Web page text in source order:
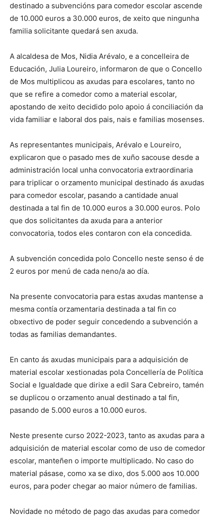
destinado a subvencións para comedor escolar ascende
de 10.000 euros a 30.000 euros, de xeito que ningunha
familia solicitante quedará sen axuda.
A alcaldesa de Mos, Nidia Arévalo, e a concelleira de
Educación, Julia Loureiro, informaron de que o Concello
de Mos multiplicou as axudas para escolares, tanto no
que se refire a comedor como a material escolar,
apostando de xeito decidido polo apoio á conciliación da
vida familiar e laboral dos pais, nais e familias mosenses.
As representantes municipais, Arévalo e Loureiro,
explicaron que o pasado mes de xuño sacouse desde a
administración local unha convocatoria extraordinaria
para triplicar o orzamento municipal destinado ás axudas
para comedor escolar, pasando a cantidade anual
destinada a tal fin de 10.000 euros a 30.000 euros. Polo
que dos solicitantes da axuda para a anterior
convocatoria, todos eles contaron con ela concedida.
A subvención concedida polo Concello neste senso é de
2 euros por menú de cada neno/a ao día.
Na presente convocatoria para estas axudas mantense a
mesma contía orzamentaria destinada a tal fin co
obxectivo de poder seguir concedendo a subvención a
todas as familias demandantes.
En canto ás axudas municipais para a adquisición de
material escolar xestionadas pola Concellería de Política
Social e Igualdade que dirixe a edil Sara Cebreiro, tamén
se duplicou o orzamento anual destinado a tal fin,
pasando de 5.000 euros a 10.000 euros.
Neste presente curso 2022-2023, tanto as axudas para a
adquisición de material escolar como de uso de comedor
escolar, manteñen o importe multiplicado. No caso do
material pásase, como xa se dixo, dos 5.000 aos 10.000
euros, para poder chegar ao maior número de familias.
Novidade no método de pago das axudas para comedor